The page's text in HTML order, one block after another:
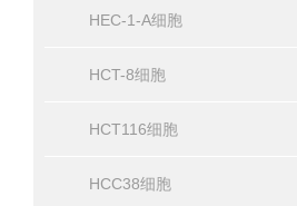
HEC-1-A细胞
HCT-8细胞
HCT116细胞
HCC38细胞